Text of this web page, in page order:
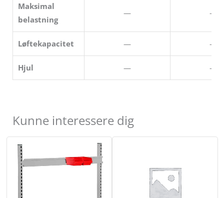
Maksimal
belastning
— —
Løftekapacitet — —
Hjul — —
Kunne interessere dig